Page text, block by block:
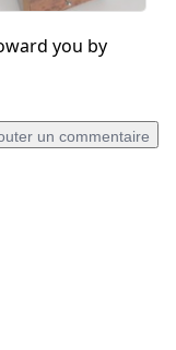
you by
un commentaire